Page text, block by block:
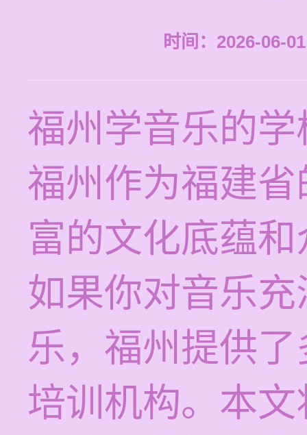
时间：2026-06-
福州学音乐的
福州作为福建
富的文化底蕴
如果你对音乐
乐，福州提供
培训机构。本